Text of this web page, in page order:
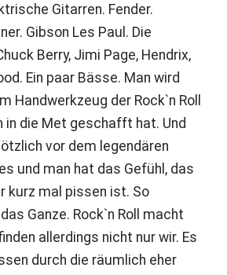
Gitarren. Fender.
Gibson Les Paul. Die
Berry, Jimi Page, Hendrix,
Ein paar Bässe. Man wird
Handwerkzeug der Rock`n Roll
in die Met geschafft hat. Und
vor dem legendären
und man hat das Gefühl, das
kurz mal pissen ist. So
Ganze. Rock`n Roll macht
allerdings nicht nur wir. Es
durch die räumlich eher